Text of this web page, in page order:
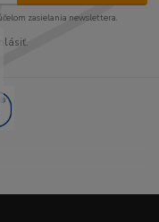
zasielania newslettera.